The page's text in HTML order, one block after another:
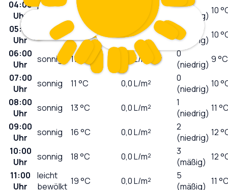
04:00
Uhr
klar 12°C
0
(niedrig) 10
05:00
Uhr
klar 11 0,0L/m²
0
(niedrig) 10
06:00
Uhr
sonnig 11 L/m²
0
(niedrig) 9 °C
07:00
Uhr
sonnig 11 °C 0,0L/m²
0
(niedrig) 10
08:00
Uhr
sonnig 13°C 0,0L/m²
1
(niedrig) 11
09:00
Uhr
sonnig 16°C 0,0L/m²
2
(niedrig) 12
10:00
Uhr
sonnig 18°C 0,0L/m²
3
(mäßig) 12
11:00
Uhr
leicht
bewölkt 19°C 0,0L/m²
5
(mäßig) 11